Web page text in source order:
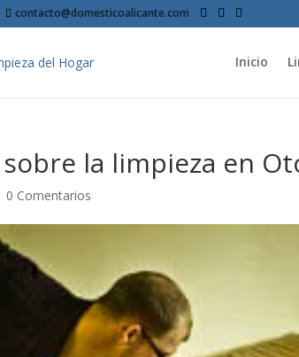
contacto@domesticoalicante.com
Inicio
la limpieza en
0 Comentarios